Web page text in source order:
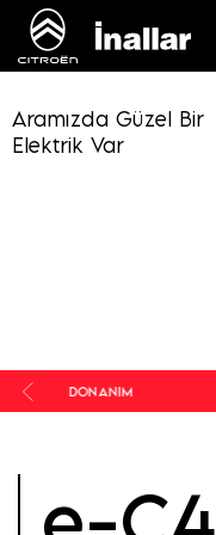
Aramızda Güzel Bir
Elektrik Var
DONANIM